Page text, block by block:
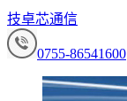
技卓芯通信
0755-86541600